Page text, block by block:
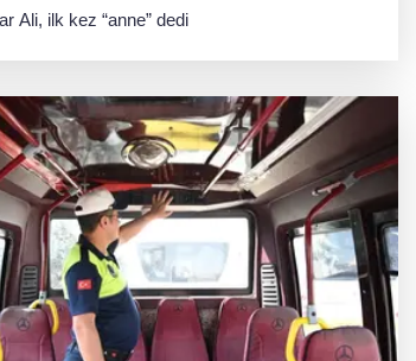
Ali, ilk kez “anne” dedi